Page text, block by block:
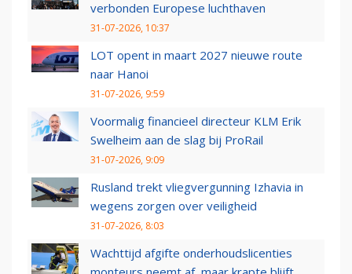
verbonden Europese luchthaven
31-07-2026, 10:37
LOT opent in maart 2027 nieuwe route
naar Hanoi
31-07-2026, 9:59
Voormalig financieel directeur KLM Erik
Swelheim aan de slag bij ProRail
31-07-2026, 9:09
Rusland trekt vliegvergunning Izhavia in
wegens zorgen over veiligheid
31-07-2026, 8:03
Wachttijd afgifte onderhoudslicenties